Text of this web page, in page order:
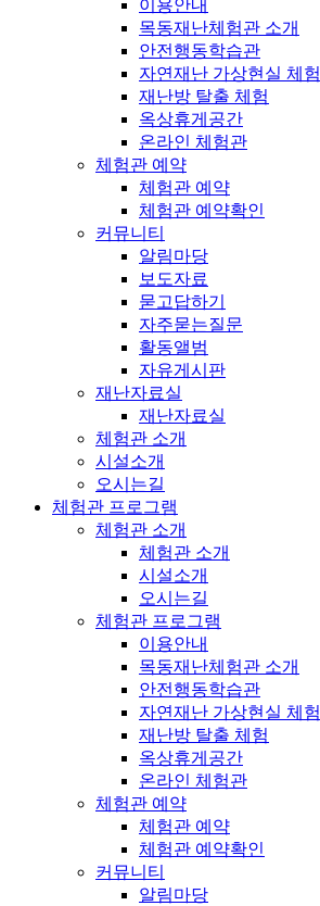
이용안내
목동재난체험관 소개
안전행동학습관
자연재난 가상현실 체험
재난방 탈출 체험
옥상휴게공간
온라인 체험관
체험관 예약
체험관 예약
체험관 예약확인
커뮤니티
알림마당
보도자료
묻고답하기
자주묻는질문
활동앨범
자유게시판
재난자료실
재난자료실
체험관 소개
시설소개
오시는길
체험관 프로그램
체험관 소개
체험관 소개
시설소개
오시는길
체험관 프로그램
이용안내
목동재난체험관 소개
안전행동학습관
자연재난 가상현실 체험
재난방 탈출 체험
옥상휴게공간
온라인 체험관
체험관 예약
체험관 예약
체험관 예약확인
커뮤니티
알림마당